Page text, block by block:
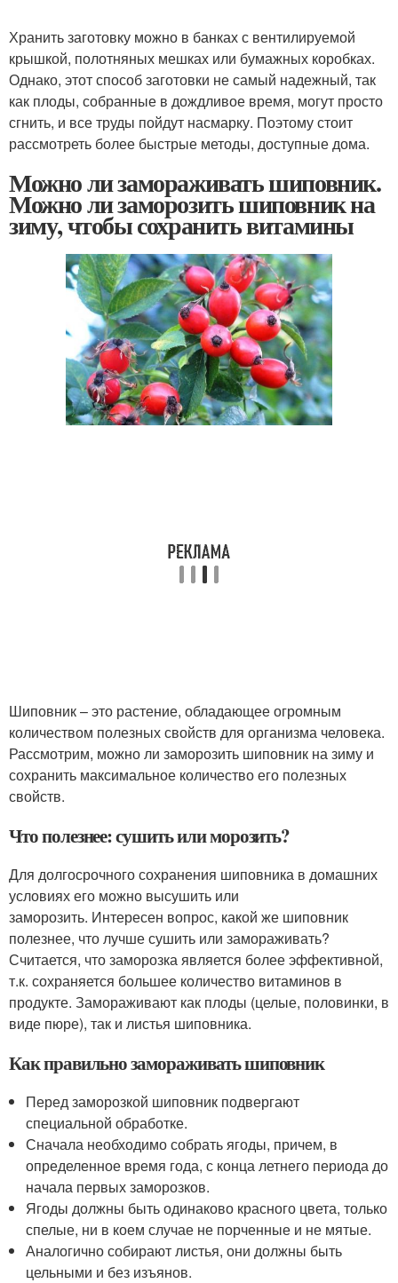
Хранить заготовку можно в банках с вентилируемой
крышкой, полотняных мешках или бумажных коробках.
Однако, этот способ заготовки не самый надежный, так
как плоды, собранные в дождливое время, могут просто
сгнить, и все труды пойдут насмарку. Поэтому стоит
рассмотреть более быстрые методы, доступные дома.
Можно ли замораживать шиповник.
Можно ли заморозить шиповник на
зиму, чтобы сохранить витамины
Шиповник – это растение, обладающее огромным
количеством полезных свойств для организма человека.
Рассмотрим, можно ли заморозить шиповник на зиму и
сохранить максимальное количество его полезных
свойств.
Что полезнее: сушить или морозить?
Для долгосрочного сохранения шиповника в домашних
условиях его можно высушить или
заморозить. Интересен вопрос, какой же шиповник
полезнее, что лучше сушить или замораживать?
Считается, что заморозка является более эффективной,
т.к. сохраняется большее количество витаминов в
продукте. Замораживают как плоды (целые, половинки, в
виде пюре), так и листья шиповника.
Как правильно замораживать шиповник
Перед заморозкой шиповник подвергают
специальной обработке.
Сначала необходимо собрать ягоды, причем, в
определенное время года, с конца летнего периода до
начала первых заморозков.
Ягоды должны быть одинаково красного цвета, только
спелые, ни в коем случае не порченные и не мятые.
Аналогично собирают листья, они должны быть
цельными и без изъянов.